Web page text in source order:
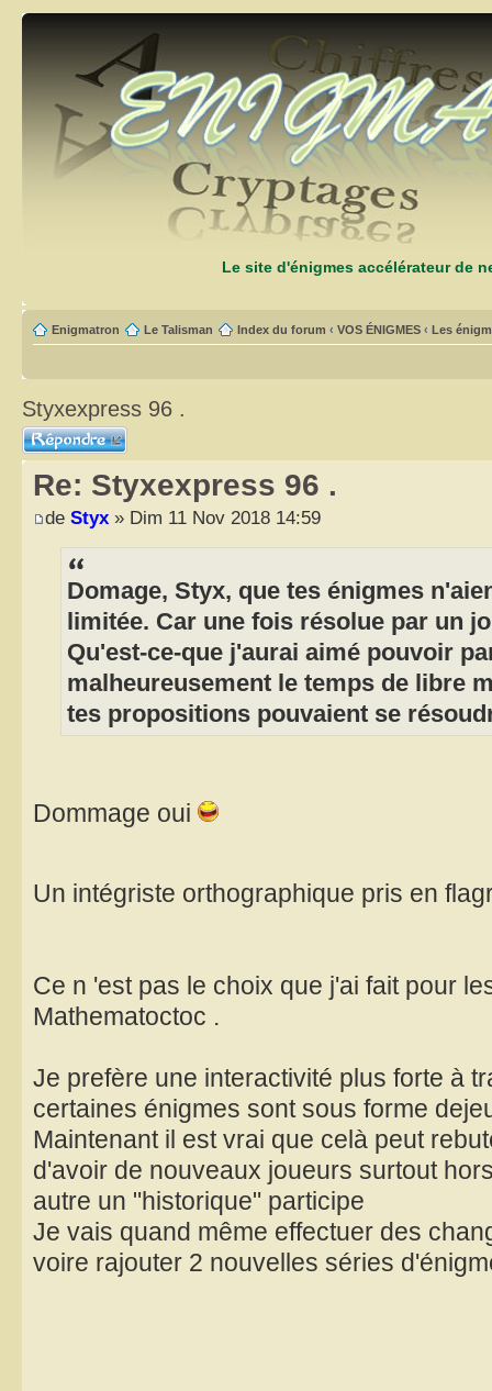
Le site d'énigmes accélérateur de
Enigmatron Le Talisman Index du forum ‹ VOS ÉNIGMES ‹ Les
Styxexpress 96 .
Répondre
Re: Styxexpress 96 .
de Styx » Dim 11 Nov 2018 14:59
Domage, Styx, que tes énigmes
limitée. Car une fois résolue par un
Qu'est-ce-que j'aurai aimé pouvoir
malheureusement le temps de libre
tes propositions pouvaient se
Dommage oui
Un intégriste orthographique pris en
Ce n 'est pas le choix que j'ai fait pour
Mathematoctoc .
Je prefère une interactivité plus forte à
certaines énigmes sont sous forme
Maintenant il est vrai que celà peut
d'avoir de nouveaux joueurs surtout
autre un "historique" participe
Je vais quand même effectuer des
voire rajouter 2 nouvelles séries